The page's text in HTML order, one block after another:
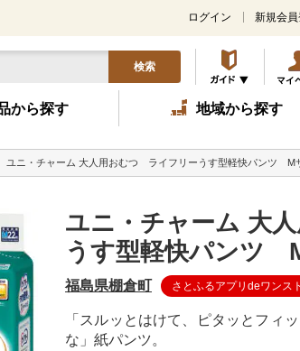
ログイン 新規会
検索
から探す 地域から探す
ユニ・チャーム 大人用おむつ ライフリーうす型軽快パンツ
ユニ・チャーム 大
うす型軽快パンツ
福島県棚倉町 さとふるアプリdeワンス
「スルッとはけて、ピタッとフィ
な」紙パンツ。